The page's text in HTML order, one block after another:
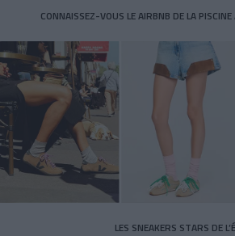
CONNAISSEZ-VOUS LE AIRBNB DE LA
LES SNEAKERS STARS DE